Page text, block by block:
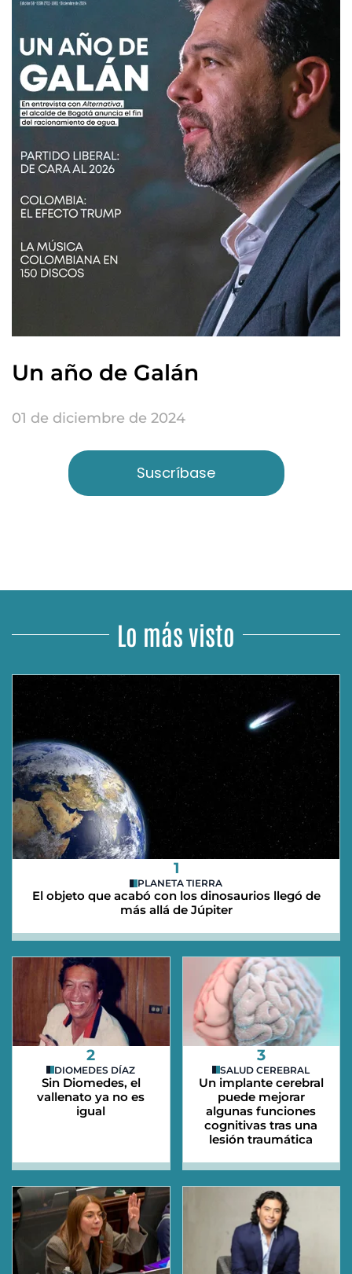
Un año de Galán
01 de diciembre de 2024
Suscríbase
Lo más visto
1
PLANETA TIERRA
El objeto que acabó con los dinosaurios llegó de
más allá de Júpiter
2
DIOMEDES DÍAZ
Sin Diomedes, el
vallenato ya no es
igual
3
SALUD CEREBRAL
Un implante cerebral
puede mejorar
algunas funciones
cognitivas tras una
lesión traumática